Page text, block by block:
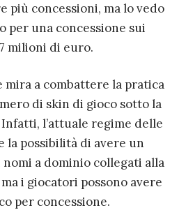
più concessioni, ma lo vedo
per una concessione sui
milioni di euro.
mira a combattere la pratica
di skin di gioco sotto la
l’attuale regime delle
la possibilità di avere un
a dominio collegati alla
i giocatori possono avere
per concessione.